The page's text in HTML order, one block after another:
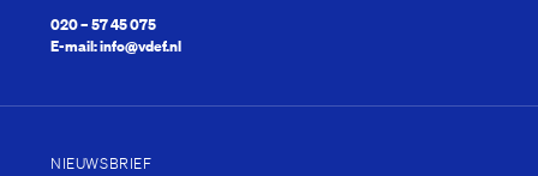
020 – 57 45 075
E-mail:info@vdef.nl
NIEUWSBRIEF